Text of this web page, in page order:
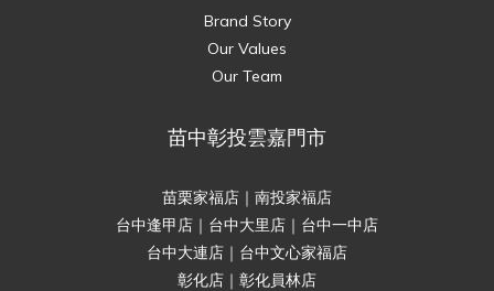
Brand Story
Our Values
Our Team
苗中彰投雲嘉門市
苗栗家福店｜南投家福店
台中逢甲店｜台中大里店｜台中一中店
台中大連店｜台中文心家福店
彰化店｜彰化員林店